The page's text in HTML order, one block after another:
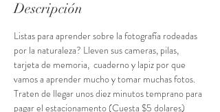
Descripción
Listas para aprender sobre la fotografía rodeadas
por la naturaleza? Lleven sus cameras, pilas,
tarjeta de memoria,  cuaderno y lapiz por que
vamos a aprender mucho y tomar muchas fotos.
Traten de llegar unos diez minutos temprano para
pagar el estacionamento (Cuesta $5 dolares)